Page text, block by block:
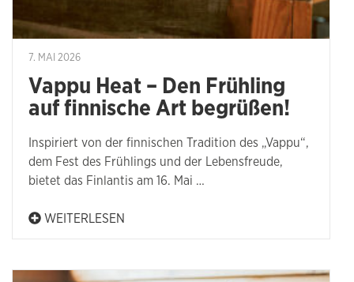
7. MAI 2026
Vappu Heat – Den Frühling
auf finnische Art begrüßen!
Inspiriert von der finnischen Tradition des „Vappu“,
dem Fest des Frühlings und der Lebensfreude,
bietet das Finlantis am 16. Mai …
WEITERLESEN